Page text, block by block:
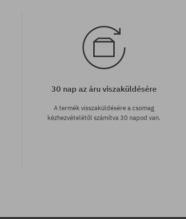
30 nap az áru viszaküldésére
A termék visszaküldésére a csomag
kézhezvételétől számítva 30 napod van.